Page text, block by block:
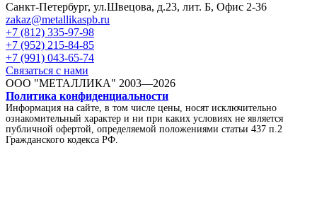
Санкт-Петербург, ул.Швецова, д.23, лит. Б, Офис 2-36
zakaz@metallikaspb.ru
+7 (812) 335-97-98
+7 (952) 215-84-85
+7 (991) 043-65-74
Связаться с нами
ООО "МЕТАЛЛИКА" 2003—2026
Политика конфиденциальности
Информация на сайте, в том числе цены, носят исключительно
ознакомительный характер и ни при каких условиях не является
публичной офертой, определяемой положениями статьи 437 п.2
Гражданского кодекса РФ.